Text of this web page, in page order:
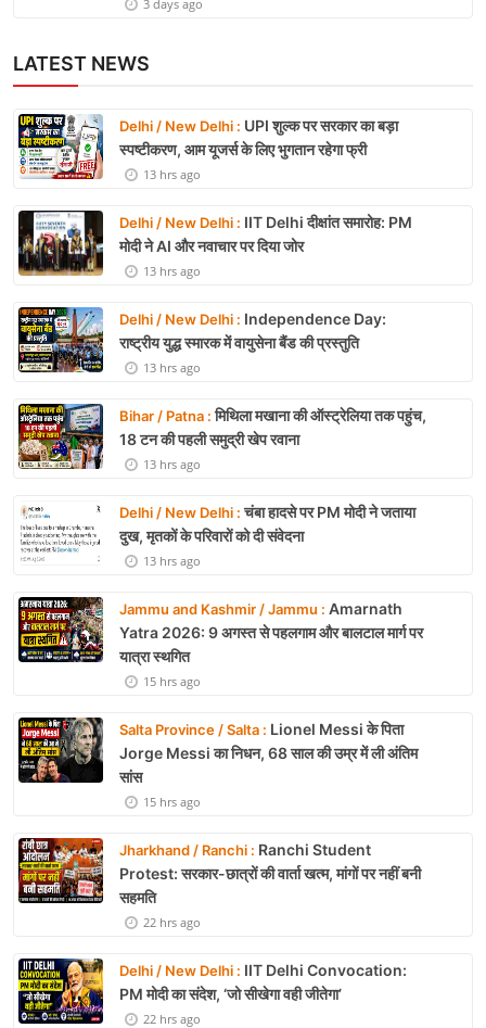
3 days ago
LATEST NEWS
Delhi / New Delhi : UPI शुल्क पर सरकार का बड़ा
स्पष्टीकरण, आम यूजर्स के लिए भुगतान रहेगा फ्री
13 hrs ago
Delhi / New Delhi : IIT Delhi दीक्षांत समारोह: PM
मोदी ने AI और नवाचार पर दिया जोर
13 hrs ago
Delhi / New Delhi : Independence Day:
राष्ट्रीय युद्ध स्मारक में वायुसेना बैंड की प्रस्तुति
13 hrs ago
Bihar / Patna :मिथिला मखाना की ऑस्ट्रेलिया तक पहुंच,
18 टन की पहली समुद्री खेप रवाना
13 hrs ago
Delhi / New Delhi :चंबा हादसे पर PM मोदी ने जताया
दुख, मृतकों के परिवारों को दी संवेदना
13 hrs ago
Jammu and Kashmir / Jammu : Amarnath
Yatra 2026: 9 अगस्त से पहलगाम और बालटाल मार्ग पर
यात्रा स्थगित
15 hrs ago
Salta Province / Salta : Lionel Messi के पिता
Jorge Messi का निधन, 68 साल की उम्र में ली अंतिम
सांस
15 hrs ago
Jharkhand / Ranchi : Ranchi Student
Protest: सरकार-छात्रों की वार्ता खत्म, मांगों पर नहीं बनी
सहमति
22 hrs ago
Delhi / New Delhi : IIT Delhi Convocation:
PM मोदी का संदेश, ‘जो सीखेगा वही जीतेगा’
22 hrs ago